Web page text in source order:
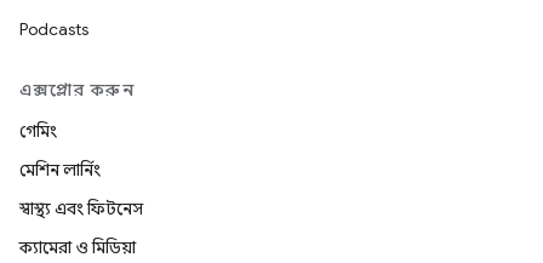
Podcasts
এক্সপ্লোর করুন
গেমিং
মেশিন লার্নিং
স্বাস্থ্য এবং ফিটনেস
ক্যামেরা ও মিডিয়া